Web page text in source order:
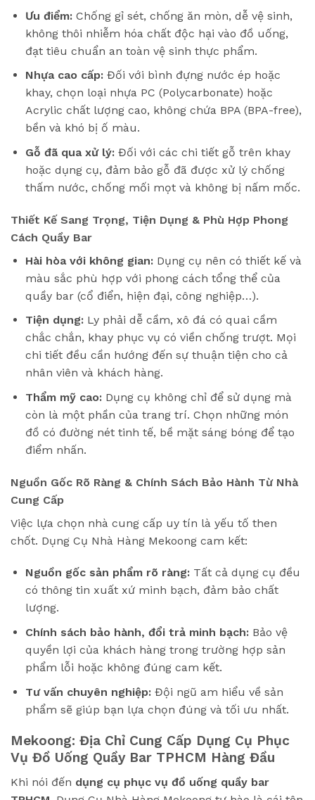
Ưu điểm:Chống gỉ sét, chống ăn mòn, dễ vệ sinh,
không thôi nhiễm hóa chất độc hại vào đồ uống,
đạt tiêu chuẩn an toàn vệ sinh thực phẩm.
Nhựa cao cấp:Đối với bình đựng nước ép hoặc
khay, chọn loại nhựa PC (Polycarbonate) hoặc
Acrylic chất lượng cao, không chứa BPA (BPA-free),
bền và khó bị ố màu.
Gỗ đã qua xử lý:Đối với các chi tiết gỗ trên khay
hoặc dụng cụ, đảm bảo gỗ đã được xử lý chống
thấm nước, chống mối mọt và không bị nấm mốc.
Thiết Kế Sang Trọng, Tiện Dụng & Phù Hợp Phong
Cách Quầy Bar
Hài hòa với không gian:Dụng cụ nên có thiết kế và
màu sắc phù hợp với phong cách tổng thể của
quầy bar (cổ điển, hiện đại, công nghiệp…).
Tiện dụng:Ly phải dễ cầm, xô đá có quai cầm
chắc chắn, khay phục vụ có viền chống trượt. Mọi
chi tiết đều cần hướng đến sự thuận tiện cho cả
nhân viên và khách hàng.
Thẩm mỹ cao:Dụng cụ không chỉ để sử dụng mà
còn là một phần của trang trí. Chọn những món
đồ có đường nét tinh tế, bề mặt sáng bóng để tạo
điểm nhấn.
Nguồn Gốc Rõ Ràng & Chính Sách Bảo Hành Từ Nhà
Cung Cấp
Việc lựa chọn nhà cung cấp uy tín là yếu tố then
chốt. Dụng Cụ Nhà Hàng Mekoong cam kết:
Nguồn gốc sản phẩm rõ ràng:Tất cả dụng cụ đều
có thông tin xuất xứ minh bạch, đảm bảo chất
lượng.
Chính sách bảo hành, đổi trả minh bạch:Bảo vệ
quyền lợi của khách hàng trong trường hợp sản
phẩm lỗi hoặc không đúng cam kết.
Tư vấn chuyên nghiệp:Đội ngũ am hiểu về sản
phẩm sẽ giúp bạn lựa chọn đúng và tối ưu nhất.
Mekoong: Địa Chỉ Cung Cấp Dụng Cụ Phục
Vụ Đồ Uống Quầy Bar TPHCM Hàng Đầu
Khi nói đến dụng cụ phục vụ đồ uống quầy bar